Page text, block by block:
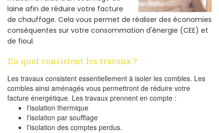
laine afin de réduire votre facture
de chauffage. Cela vous permet de réaliser des économies
conséquentes sur votre consommation d'énergie (CEE) et
de fioul.
En quoi consistent les travaux ?
Les travaux consistent essentiellement à isoler les combles. Les
combles ainsi aménagés vous permettront de réduire votre
facture énergétique. Les travaux prennent en compte :
l'isolation thermique
l'isolation par soufflage
l'isolation des comptes perdus.